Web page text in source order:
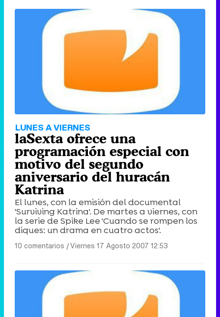
LUNES A VIERNES
laSexta ofrece una
programación especial con
motivo del segundo
aniversario del huracán
Katrina
El lunes, con la emisión del documental
'Surviving Katrina'. De martes a viernes, con
la serie de Spike Lee 'Cuando se rompen los
diques: un drama en cuatro actos'.
10 comentarios |Viernes 17 Agosto 2007 12:53